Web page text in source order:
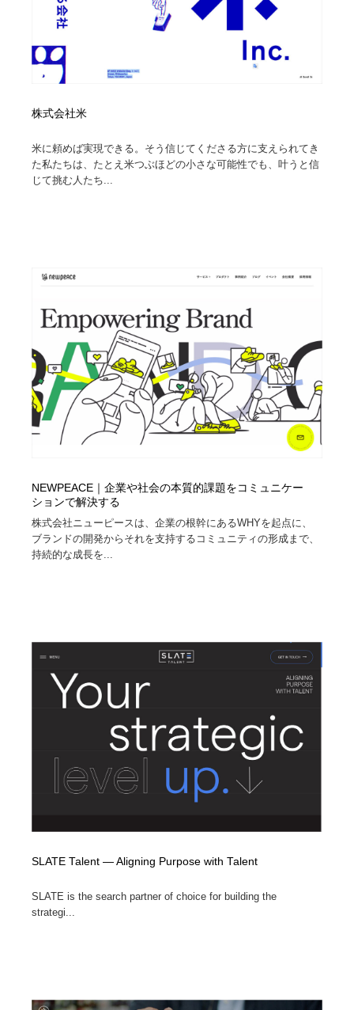
株式会社米
米に頼めば実現できる。そう信じてくださる方に支えられてき
た私たちは、たとえ米つぶほどの小さな可能性でも、叶うと信
じて挑む人たち...
NEWPEACE｜企業や社会の本質的課題をコミュニケー
ションで解決する
株式会社ニューピースは、企業の根幹にあるWHYを起点に、
ブランドの開発からそれを支持するコミュニティの形成まで、
持続的な成長を...
SLATE Talent — Aligning Purpose with Talent
SLATE is the search partner of choice for building the
strategi...